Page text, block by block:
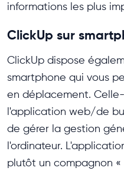
informations les plus
ClickUp sur
ClickUp dispose
smartphone qui vous
en déplacement.
l'application web/de
de gérer la gestion
l'ordinateur.
plutôt un compagnon